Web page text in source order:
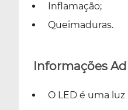
Inflamação;
Queimaduras.
Informações
O LED é uma